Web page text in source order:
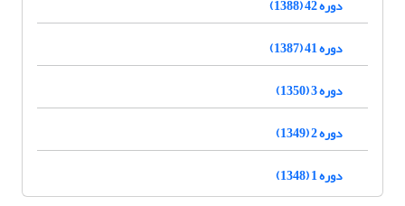
دوره 42 (1388)
دوره 41 (1387)
دوره 3 (1350)
دوره 2 (1349)
دوره 1 (1348)